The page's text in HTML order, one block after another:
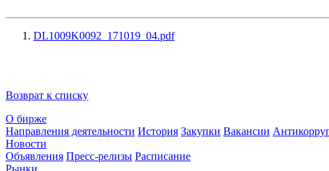
DL1009K0092_171019_04.pdf
Возврат к списку
О бирже
Направления деятельности История Закупки Вакансии
Новости
Объявления Пресс-релизы Расписание